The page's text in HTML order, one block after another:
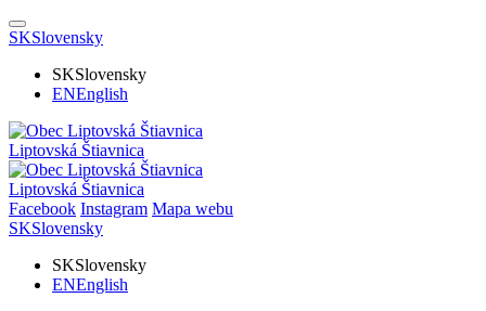
SKSlovensky
SKSlovensky
ENEnglish
Liptovská Štiavnica
Liptovská Štiavnica
Facebook Instagram Mapa webu
SKSlovensky
SKSlovensky
ENEnglish